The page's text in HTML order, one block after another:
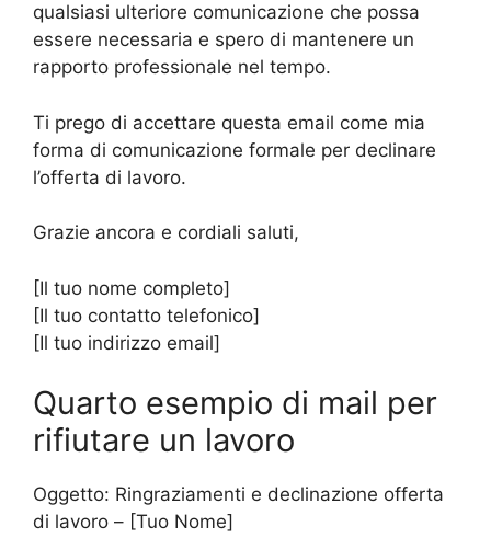
qualsiasi ulteriore comunicazione che possa
essere necessaria e spero di mantenere un
rapporto professionale nel tempo.
Ti prego di accettare questa email come mia
forma di comunicazione formale per declinare
l’offerta di lavoro.
Grazie ancora e cordiali saluti,
[Il tuo nome completo]
[Il tuo contatto telefonico]
[Il tuo indirizzo email]
Quarto esempio di mail per
rifiutare un lavoro
Oggetto: Ringraziamenti e declinazione offerta
di lavoro – [Tuo Nome]